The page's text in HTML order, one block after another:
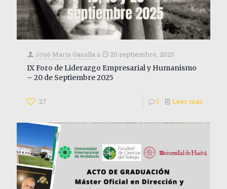
José María Gasalla a
20 septiembre, 2025
IX Foro de Liderazgo Empresarial y Humanismo
– 20 de Septiembre 2025
27 1 Leer más